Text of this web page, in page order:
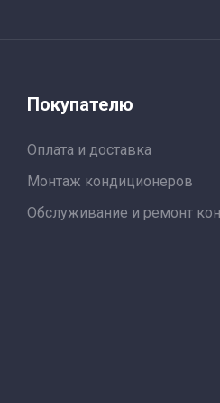
Покупателю
Оплата и доставка
Монтаж кондиционеров
Обслуживание и ремонт